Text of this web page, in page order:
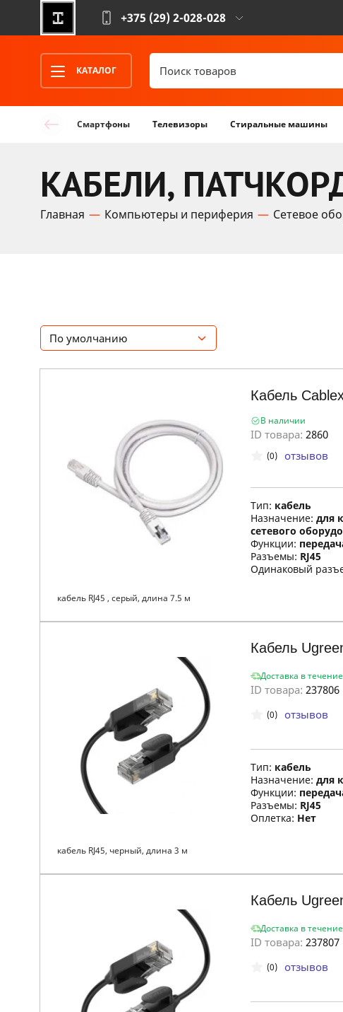
+375 (29) 2-028-028
КАТАЛОГ
Смартфоны Телевизоры Стиральные машины
КАБЕЛИ,
Главная Компьютеры и периферия Сетевое
По умолчанию
Кабель
В наличии
ID товара: 2860
Тип: кабель
Назначение: для
сетевого
Функции:
Разъемы: RJ45
Одинаковый
кабель RJ45 , серый, длина 7.5 м
(0) отзывов
Кабель
Доставка в
ID товара: 237806
Тип: кабель
Назначение: для
Функции:
Разъемы: RJ45
Оплетка: Нет
кабель RJ45, черный, длина 3 м
(0) отзывов
Кабель
Доставка в
ID товара: 237807
(0) отзывов